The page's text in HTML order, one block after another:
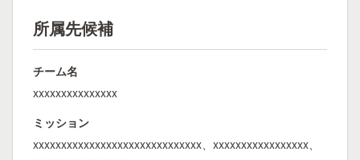
所属先候補
チーム名
xxxxxxxxxxxxxxx
ミッション
xxxxxxxxxxxxxxxxxxxxxxxxxxxxxx、xxxxxxxxxxxxxxxxx、